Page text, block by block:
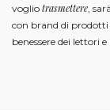
voglio trasmettere ,
con brand di prodotti
benessere dei lettori